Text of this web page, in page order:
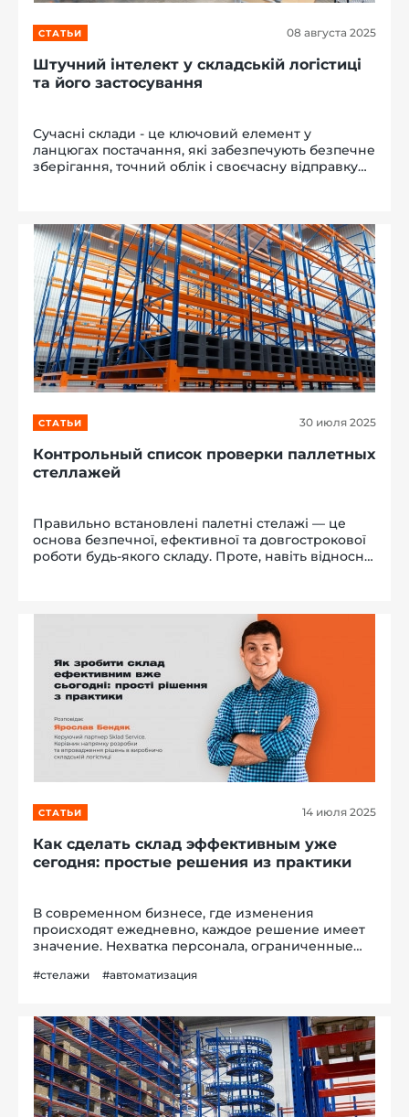
СТАТЬИ 08 августа 2025
Штучний інтелект у складській логістиці
та його застосування
Сучасні склади - це ключовий елемент у
ланцюгах постачання, які забезпечують безпечне
зберігання, точний облік і своєчасну відправку
СТАТЬИ 30 июля 2025
Контрольный список проверки паллетных
стеллажей
Правильно встановлені палетні стелажі — це
основа безпечної, ефективної та довгострокової
роботи будь-якого складу. Проте, навіть відносно
СТАТЬИ 14 июля 2025
Как сделать склад эффективным уже
сегодня: простые решения из практики
В современном бизнесе, где изменения
происходят ежедневно, каждое решение имеет
значение. Нехватка персонала, ограниченные
знакомы каждому руководителю логистики. Но
#стелажи #автоматизация